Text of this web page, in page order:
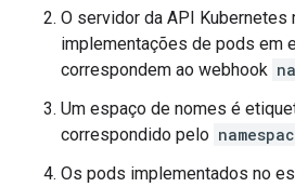
O servidor da API Kubernetes
implementações de pods em
correspondem ao webhook
Um espaço de nomes é
correspondido pelo
Os pods implementados no